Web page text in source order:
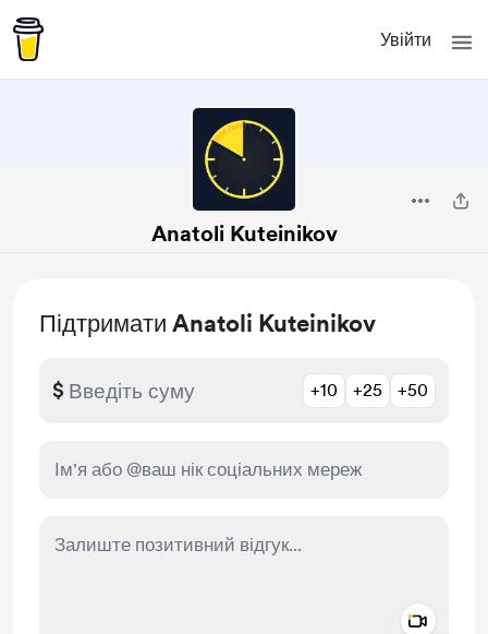
Увійти
Anatoli Kuteinikov
Підтримати Anatoli Kuteinikov
$ +10 +25 +50